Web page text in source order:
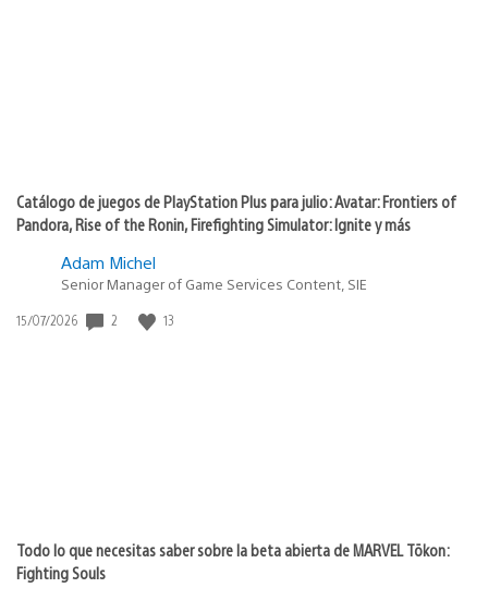
Catálogo de juegos de PlayStation Plus para julio: Avatar: Frontiers of
Pandora, Rise of the Ronin, Firefighting Simulator: Ignite y más
Adam Michel
Senior Manager of Game Services Content, SIE
Fecha
15/07/2026 2 13
Todo lo que necesitas saber sobre la beta abierta de MARVEL Tōkon:
Fighting Souls